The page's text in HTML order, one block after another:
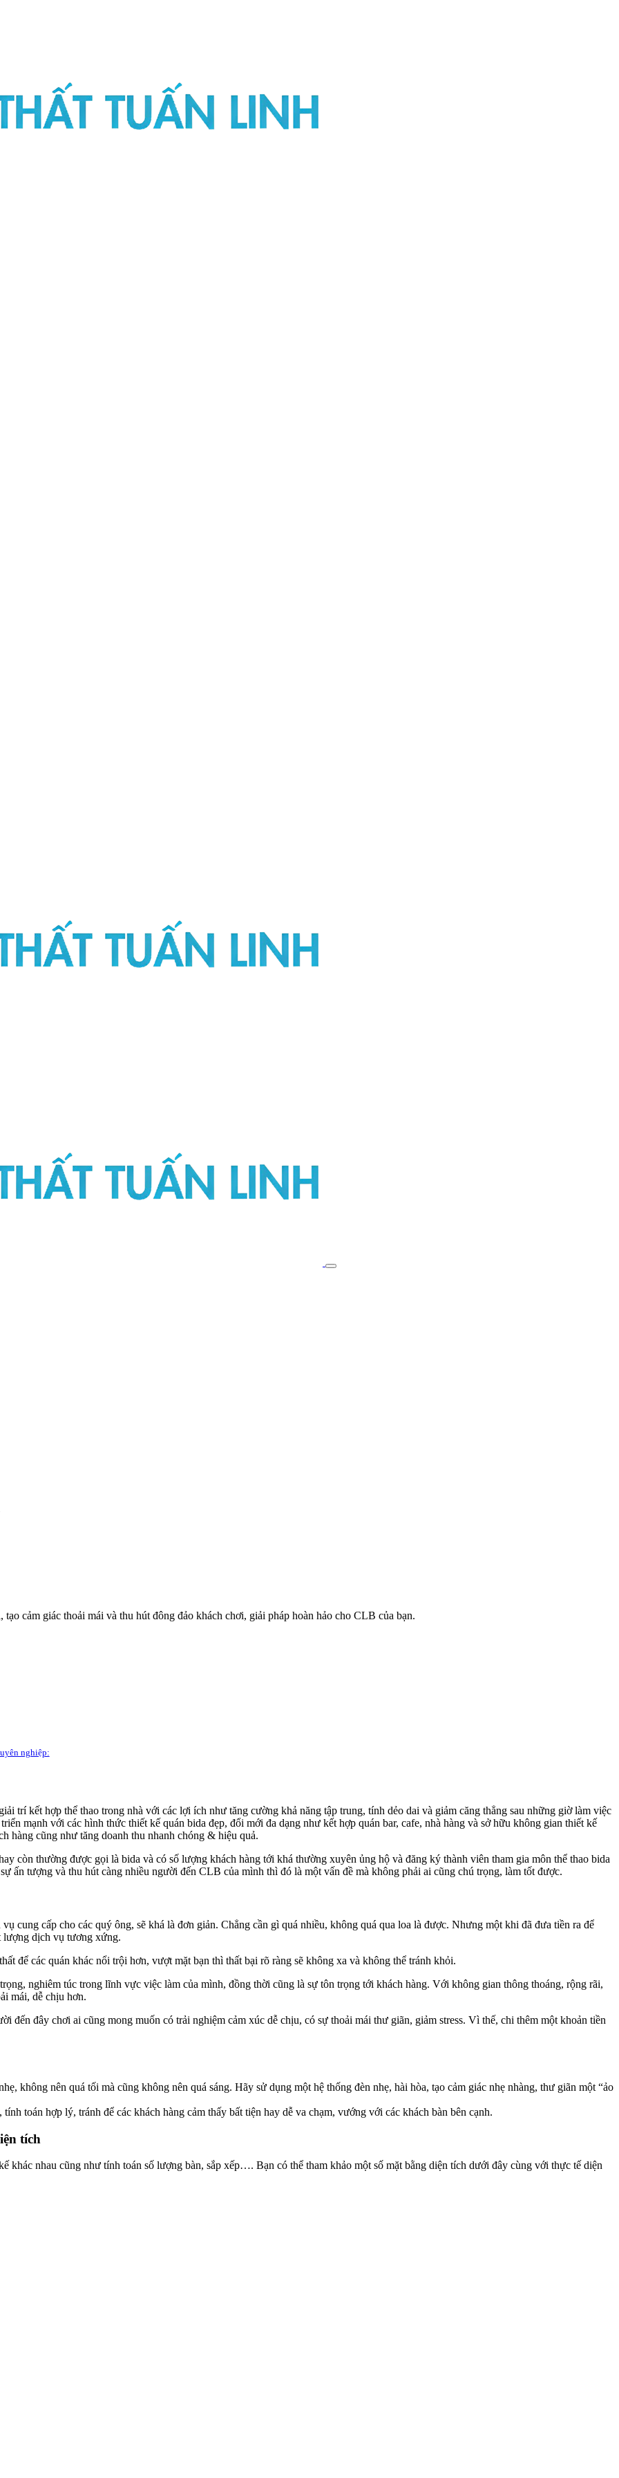
cảm giác thoải mái và thu hút đông đảo khách chơi, giải pháp hoàn hảo cho CLB của bạn.
nghiệp:
trí kết hợp thể thao trong nhà với các lợi ích như tăng cường khả năng tập trung, tính dẻo dai và giảm căng thẳng sau những giờ làm việc
mạnh với các hình thức thiết kế quán bida đẹp, đổi mới đa dạng như kết hợp quán bar, cafe, nhà hàng và sở hữu không gian thiết kế
hàng cũng như tăng doanh thu nhanh chóng & hiệu quả.
còn thường được gọi là bida và có số lượng khách hàng tới khá thường xuyên ủng hộ và đăng ký thành viên tham gia môn thể thao bida
ấn tượng và thu hút càng nhiều người đến CLB của mình thì đó là một vấn đề mà không phải ai cũng chú trọng, làm tốt được.
cung cấp cho các quý ông, sẽ khá là đơn giản. Chẳng cần gì quá nhiều, không quá qua loa là được. Nhưng một khi đã đưa tiền ra để
lượng dịch vụ tương xứng.
để các quán khác nổi trội hơn, vượt mặt bạn thì thất bại rõ ràng sẽ không xa và không thể tránh khỏi.
nghiêm túc trong lĩnh vực việc làm của mình, đồng thời cũng là sự tôn trọng tới khách hàng. Với không gian thông thoáng, rộng rãi,
mái, dễ chịu hơn.
đến đây chơi ai cũng mong muốn có trải nghiệm cảm xúc dễ chịu, có sự thoải mái thư giãn, giảm stress. Vì thế, chi thêm một khoản tiền
không nên quá tối mà cũng không nên quá sáng. Hãy sử dụng một hệ thống đèn nhẹ, hài hòa, tạo cảm giác nhẹ nhàng, thư giãn một “ảo
toán hợp lý, tránh để các khách hàng cảm thấy bất tiện hay dễ va chạm, vướng với các khách bàn bên cạnh.
tích
khác nhau cũng như tính toán số lượng bàn, sắp xếp…. Bạn có thể tham khảo một số mặt bằng diện tích dưới đây cùng với thực tế diện